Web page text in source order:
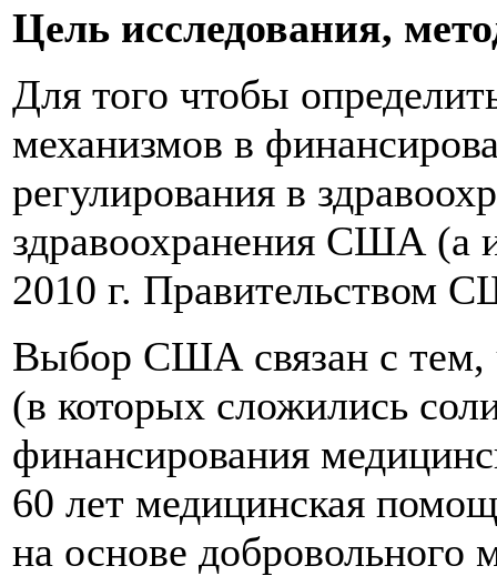
Цель исследования,
Для того чтобы
механизмов в
регулирования в
здравоохранения США (а
2010 г. Правительством
Выбор США связан с тем,
(в которых сложились
финансирования
60 лет медицинская
на основе